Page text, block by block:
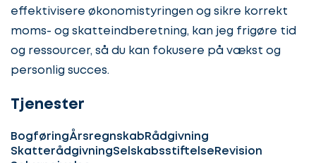
effektivisere økonomistyringen og sikre korrekt
moms- og skatteindberetning, kan jeg frigøre tid
og ressourcer, så du kan fokusere på vækst og
personlig succes.
Tjenester
BogføringÅrsregnskab Rådgivning
SkatterådgivningSelskabsstiftelse Revision